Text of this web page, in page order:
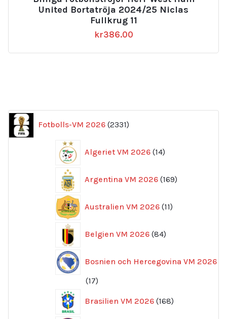
United Bortatröja 2024/25 Niclas
Fullkrug 11
kr386.00
Fotbolls-VM 2026 2331
produkter
Algeriet VM 2026 14
produkter
Argentina VM 2026 169
produkter
Australien VM 2026 11
produkter
Belgien VM 2026 84
produkter
Bosnien och Hercegovina VM 2026
1717
Brasilien VM 2026 168
produkter